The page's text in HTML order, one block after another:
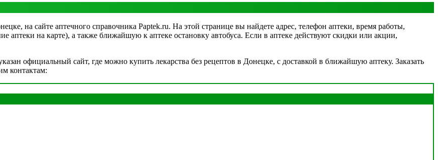
на сайте аптечного справочника Paptek.ru. На этой странице вы найдете адрес, телефон аптеки, время работы,
аптеки на карте), а также ближайшую к аптеке остановку автобуса. Если в аптеке действуют скидки или акции,
официальный сайт, где можно купить лекарства без рецептов в Донецке, с доставкой в ближайшую аптеку. Заказать
контактам: